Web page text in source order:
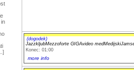
(dogodek)
JazzkljubMezzoforte GIGAvideo
Konec: 01:00
more info